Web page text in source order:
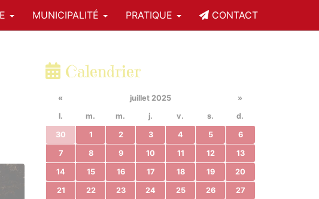
MUNICIPALITÉ PRATIQUE CONTACT
Calendrier
« juillet 2025
»
l.
m. m. j. v. s. d.
30 1 2 3 4 5 6
7 8 9 10 11 12 13
14 15 16 17 18 19 20
21 22 23 24 25 26 27